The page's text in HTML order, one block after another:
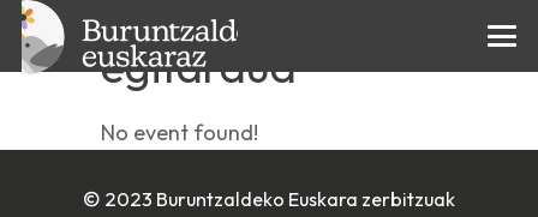
Egun osoko
egitaraua
No event found!
© 2023 Buruntzaldeko Euskara zerbitzuak